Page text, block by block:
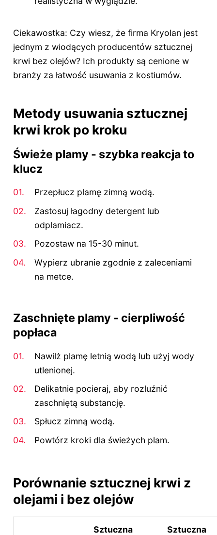
Ciekawostka: Czy wiesz, że firma Kryolan jest
jednym z wiodących producentów sztucznej
krwi bez olejów? Ich produkty są cenione w
branży za łatwość usuwania z kostiumów.
Metody usuwania sztucznej
krwi krok po kroku
Świeże plamy - szybka reakcja to
klucz
Przepłucz plamę zimną wodą.
Zastosuj łagodny detergent lub
odplamiacz.
Pozostaw na 15-30 minut.
Wypierz ubranie zgodnie z zaleceniami
na metce.
Zaschnięte plamy - cierpliwość
popłaca
Nawilż plamę letnią wodą lub użyj wody
utlenionej.
Delikatnie pocieraj, aby rozluźnić
zaschniętą substancję.
Spłucz zimną wodą.
Powtórz kroki dla świeżych plam.
Porównanie sztucznej krwi z
olejami i bez olejów
Sztuczna
Sztuczna